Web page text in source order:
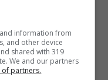
tutto,ippica di
Gold Cup, le
information from
and other device
shared with 319
We and our partners
of partners.